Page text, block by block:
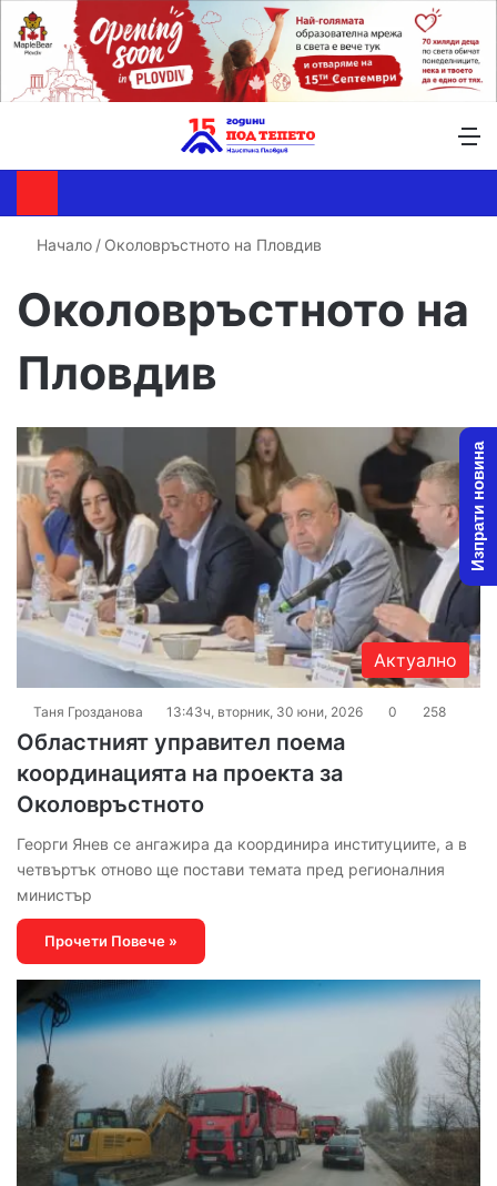
Начало / Околовръстното на Пловдив
Околовръстното на
Пловдив
Актуално
Таня Грозданова 13:43ч, вторник, 30 юни, 2026 0 258
Областният управител поема
координацията на проекта за
Околовръстното
Георги Янев се ангажира да координира институциите, а в
четвъртък отново ще постави темата пред регионалния
министър
Прочети Повече »
Изпрати новина